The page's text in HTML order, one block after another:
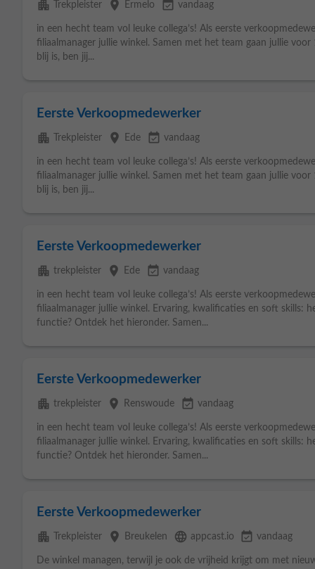
apartment Trekpleister place Ermelo event_available vandaag
in een hecht team vol leuke collega’s! Als eerste
filiaalmanager jullie winkel. Samen met het team gaan jullie
blij is, ben jij...
Eerste Verkoopmedewerker
apartment Trekpleister place Ede event_available vandaag
in een hecht team vol leuke collega’s! Als eerste
filiaalmanager jullie winkel. Samen met het team gaan jullie
blij is, ben jij...
Eerste Verkoopmedewerker
apartment trekpleister place Ede event_available vandaag
in een hecht team vol leuke collega’s! Als eerste
filiaalmanager jullie winkel. Ervaring, kwalificaties en soft skills:
functie? Ontdek het hieronder. Samen...
Eerste Verkoopmedewerker
apartment trekpleister place Renswoude event_available vandaag
in een hecht team vol leuke collega’s! Als eerste
filiaalmanager jullie winkel. Ervaring, kwalificaties en soft skills:
functie? Ontdek het hieronder. Samen...
Eerste Verkoopmedewerker
apartment Trekpleister place Breukelen language appcast.io event_available vandaag
De winkel managen, terwijl je ook de vrijheid krijgt om met